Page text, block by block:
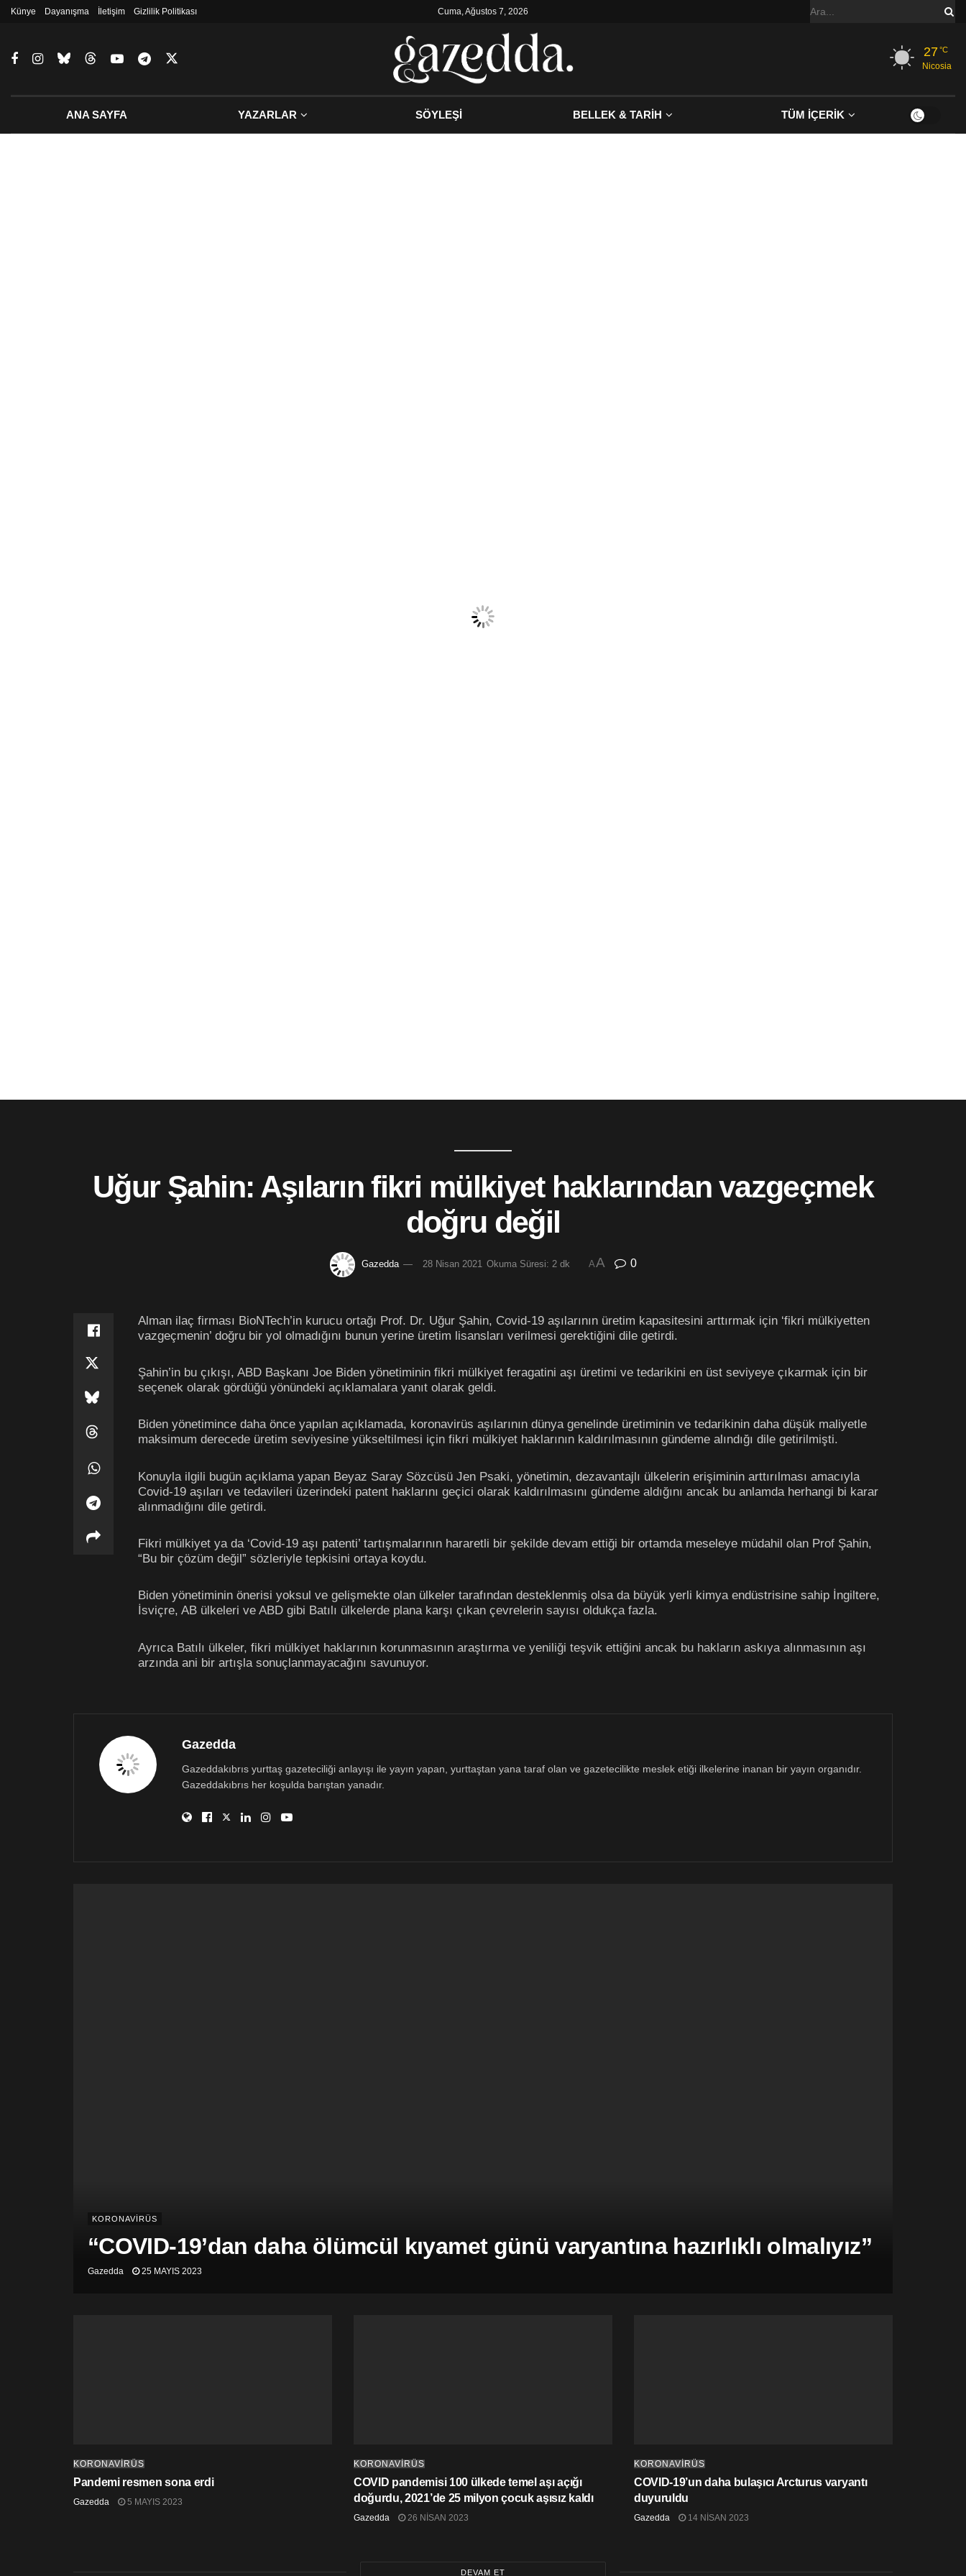
Künye Dayanışma İletişim Gizlilik Politikası Cuma, Ağustos 7, 2026
27°C
Nicosia
ANA SAYFA YAZARLAR SÖYLEŞİ BELLEK & TARİH TÜM İÇERİK
Uğur Şahin: Aşıların fikri mülkiyet haklarından vazgeçmek
doğru değil
Gazedda 28 Nisan 2021 Okuma Süresi: 2 dk AA 0
Alman ilaç firması BioNTech’in kurucu ortağı Prof. Dr. Uğur Şahin, Covid-19 aşılarının üretim kapasitesini arttırmak için ‘fikri mülkiyetten
vazgeçmenin’ doğru bir yol olmadığını bunun yerine üretim lisansları verilmesi gerektiğini dile getirdi.
Şahin’in bu çıkışı, ABD Başkanı Joe Biden yönetiminin fikri mülkiyet feragatini aşı üretimi ve tedarikini en üst seviyeye çıkarmak için bir
seçenek olarak gördüğü yönündeki açıklamalara yanıt olarak geldi.
Biden yönetimince daha önce yapılan açıklamada, koronavirüs aşılarının dünya genelinde üretiminin ve tedarikinin daha düşük maliyetle
maksimum derecede üretim seviyesine yükseltilmesi için fikri mülkiyet haklarının kaldırılmasının gündeme alındığı dile getirilmişti.
Konuyla ilgili bugün açıklama yapan Beyaz Saray Sözcüsü Jen Psaki, yönetimin, dezavantajlı ülkelerin erişiminin arttırılması amacıyla
Covid-19 aşıları ve tedavileri üzerindeki patent haklarını geçici olarak kaldırılmasını gündeme aldığını ancak bu anlamda herhangi bi karar
alınmadığını dile getirdi.
Fikri mülkiyet ya da ‘Covid-19 aşı patenti’ tartışmalarının hararetli bir şekilde devam ettiği bir ortamda meseleye müdahil olan Prof Şahin,
“Bu bir çözüm değil” sözleriyle tepkisini ortaya koydu.
Biden yönetiminin önerisi yoksul ve gelişmekte olan ülkeler tarafından desteklenmiş olsa da büyük yerli kimya endüstrisine sahip İngiltere,
İsviçre, AB ülkeleri ve ABD gibi Batılı ülkelerde plana karşı çıkan çevrelerin sayısı oldukça fazla.
Ayrıca Batılı ülkeler, fikri mülkiyet haklarının korunmasının araştırma ve yeniliği teşvik ettiğini ancak bu hakların askıya alınmasının aşı
arzında ani bir artışla sonuçlanmayacağını savunuyor.
Gazedda
Gazeddakıbrıs yurttaş gazeteciliği anlayışı ile yayın yapan, yurttaştan yana taraf olan ve gazetecilikte meslek etiği ilkelerine inanan bir yayın organıdır.
Gazeddakıbrıs her koşulda barıştan yanadır.
KORONAVİRÜS
“COVID-19’dan daha ölümcül kıyamet günü varyantına hazırlıklı olmalıyız”
Gazedda 25 MAYIS 2023
KORONAVİRÜS
Pandemi resmen sona erdi
Gazedda 5 MAYIS 2023
KORONAVİRÜS
COVID pandemisi 100 ülkede temel aşı açığı
doğurdu, 2021’de 25 milyon çocuk aşısız kaldı
Gazedda 26 NISAN 2023
KORONAVİRÜS
COVID-19’un daha bulaşıcı Arcturus varyantı
duyuruldu
Gazedda 14 NISAN 2023
DEVAM ET